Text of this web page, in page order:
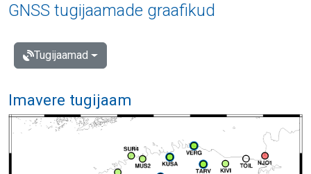
GNSS tugijaamade graafikud
Tugijaamad
Imavere tugijaam